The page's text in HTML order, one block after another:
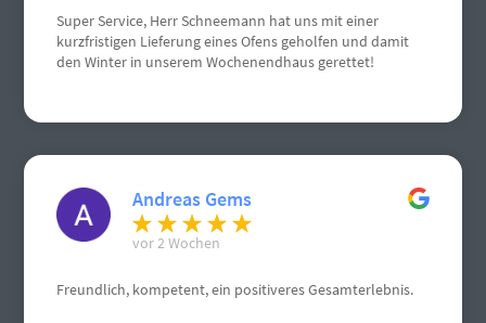
Super Service, Herr Schneemann hat uns mit einer
kurzfristigen Lieferung eines Ofens geholfen und damit
den Winter in unserem Wochenendhaus gerettet!
Andreas Gems
vor 2 Wochen
Freundlich, kompetent, ein positiveres Gesamterlebnis.